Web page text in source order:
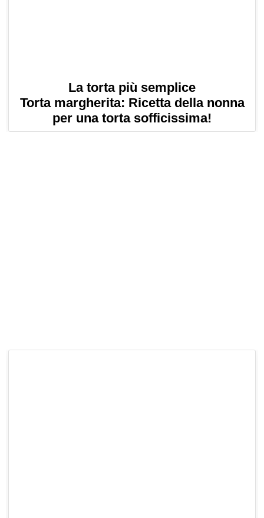
La torta più semplice
Torta margherita: Ricetta della nonna
per una torta sofficissima!